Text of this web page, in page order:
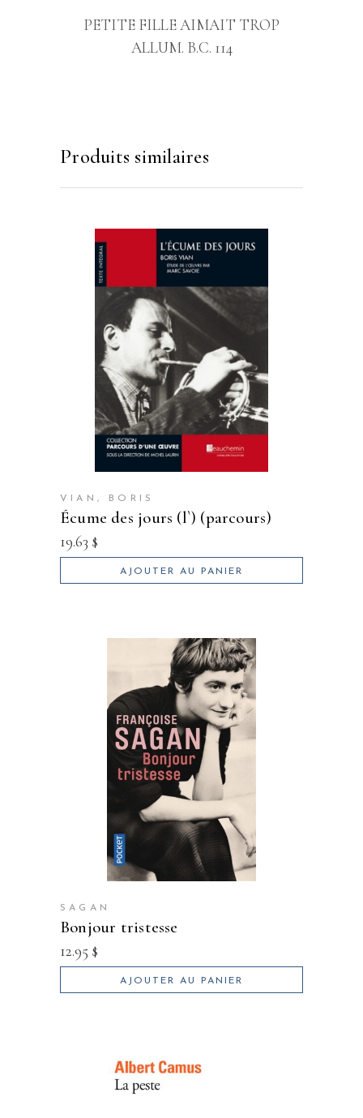
PETITE FILLE AIMAIT TROP
ALLUM. B.C. 114
Produits similaires
VIAN, BORIS
écume des jours (l`) (parcours)
19.63 $
AJOUTER AU PANIER
SAGAN
bonjour tristesse
12.95 $
AJOUTER AU PANIER